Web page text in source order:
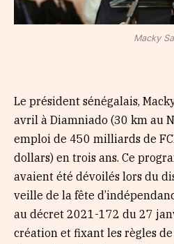
Macky
Le président sénégalais,
avril à Diamniado (30 km au
emploi de 450 milliards de
dollars) en trois ans. Ce
avaient été dévoilés lors du
veille de la fête
au décret 2021-172 du 27
création et fixant les règles